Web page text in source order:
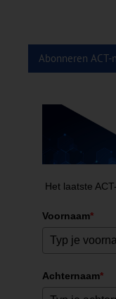
Abonneren ACT-
Het laatste
Voornaam*
Achternaam*